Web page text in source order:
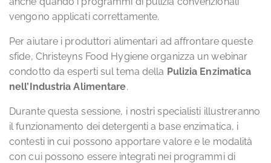
vengono applicati correttamente.
Per aiutare i produttori alimentari ad affrontare queste
sfide, Christeyns Food Hygiene organizza un webinar
condotto da esperti sul tema della Pulizia Enzimatica
nell’Industria Alimentare.
Durante questa sessione, i nostri specialisti illustreranno
il funzionamento dei detergenti a base enzimatica, i
contesti in cui possono apportare valore e le modalità
con cui possono essere integrati nei programmi di